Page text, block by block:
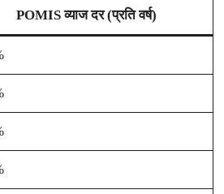
POMIS व्याज दर (प्रति वर्ष)